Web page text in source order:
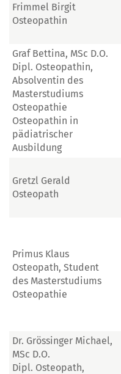
Frimmel Birgit
Osteopathin
Graf Bettina, MSc D.O.
Dipl. Osteopathin,
Absolventin des
Masterstudiums
Osteopathie
Osteopathin in
pädiatrischer
Ausbildung
Gretzl Gerald
Osteopath
Primus Klaus
Osteopath, Student
des Masterstudiums
Osteopathie
Dr. Grössinger Michael,
MSc D.O.
Dipl. Osteopath,